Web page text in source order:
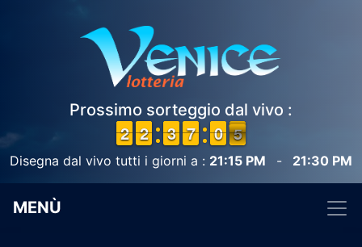
Prossimo sorteggio dal vivo :
1
1
2
2 1
1
2
2 2
2
3
3 6
6
7
7 9
9
0
0 5
4
4
Disegna dal vivo tutti i giorni a : 21:15 PM - 21:30 PM
MENÙ